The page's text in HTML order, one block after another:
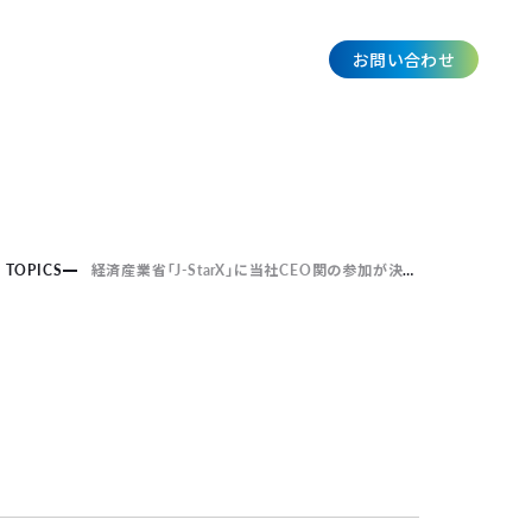
お問い合わせ
TOPICS 経済産業省「J-StarX」に当社CEO関の参加が決定しました。